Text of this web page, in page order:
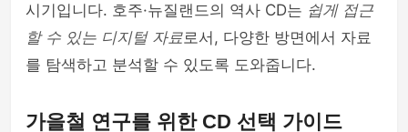
시기입니다. 호주·뉴질랜드의 역사 CD는 쉽게 접근
할 수 있는 디지털 자료로서, 다양한 방면에서 자료
를 탐색하고 분석할 수 있도록 도와줍니다.
가을철 연구를 위한 CD 선택 가이드